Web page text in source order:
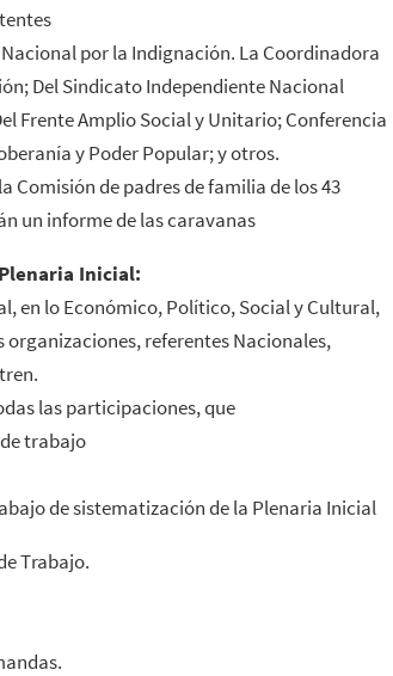
por la Indignación. La Coordinadora
Del Sindicato Independiente Nacional
Frente Amplio Social y Unitario; Conferencia
y Poder Popular; y otros.
Comisión de padres de familia de los 43
un informe de las caravanas
Inicial:
en lo Económico, Político, Social y Cultural,
referentes Nacionales,
las participaciones, que
trabajo
de sistematización de la Plenaria Inicial
Trabajo.